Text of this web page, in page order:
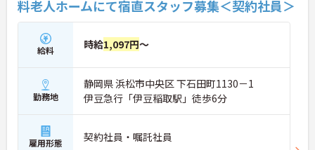
料老人ホームにて宿直スタッフ募集＜契約社員＞
給料 時給1,097円～
勤務地
静岡県 浜松市中央区 下石田町1130－1
伊豆急行「伊豆稲取駅」徒歩6分
雇用形態 契約社員・嘱託社員